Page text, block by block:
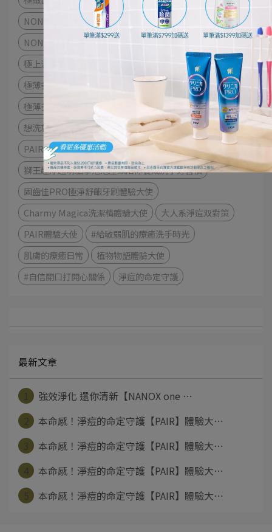
NONIO終結口氣漱口水
衣物去漬
衣物清潔
NONIO最強口氣應援
趣淨你的手
日本先進萃取酵素
極上濃密機能超進化
茶究柔護
極薄多功音波電動牙刷
牙刷
極薄多功音波電動牙刷體驗
想洗就淨超自由！奈米樂體驗
奈米樂
NANOX one
PAIR試用大隊
PAIR沛醫亞
獅王趣淨超萌貓掌泡泡壓頭陪你養成洗手好習慣
固齒佳PRO極淨舒齦牙刷體驗大使
Charmy Magica洗潔精體驗大使
大人系淨痘双對策
PAIR體驗大使
#給敏弱肌的療癒洗手時光
肌膚的療癒日常
植物物語體驗大使
#自信開口打開心關係
淨痘的命定守護
最新文章
強效淨化 還你清新【NANOX one ⋯
本命感！淨痘的命定守護【PAIR】體驗大⋯
本命感！淨痘的命定守護【PAIR】體驗大⋯
本命感！淨痘的命定守護【PAIR】體驗大⋯
本命感！淨痘的命定守護【PAIR】體驗大⋯